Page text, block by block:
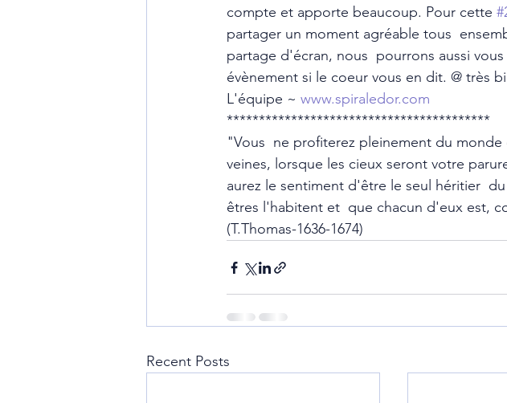
compte et apporte beaucoup. Pour cette
partager un moment agréable tous
partage d'écran, nous  pourrons aussi
évènement si le coeur vous en dit. @ très
L'équipe ~ www.spiraledor.com
*****************************************
"Vous  ne profiterez pleinement du
veines, lorsque les cieux seront votre
aurez le sentiment d'être le seul héritier
êtres l'habitent et  que chacun d'eux est,
(T.Thomas-1636-1674)
Recent Posts